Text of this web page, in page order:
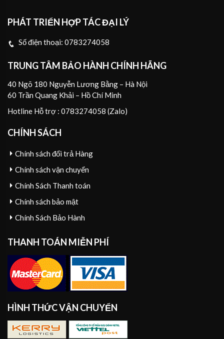
PHÁT TRIỂN HỢP TÁC ĐẠI LÝ
Số điện thoại: 0783274058
TRUNG TÂM BẢO HÀNH CHÍNH HÃNG
40 Ngõ 180 Nguyễn Lương Bằng – Hà Nội
60 Trần Quang Khải – Hồ Chí Minh
Hotline Hỗ trợ : 0783274058 (Zalo)
CHÍNH SÁCH
Chính sách đổi trả Hàng
Chính sách vận chuyển
Chính Sách Thanh toán
Chính sách bảo mật
Chính Sách Bảo Hành
THANH TOÁN MIỄN PHÍ
HÌNH THỨC VẬN CHUYỂN